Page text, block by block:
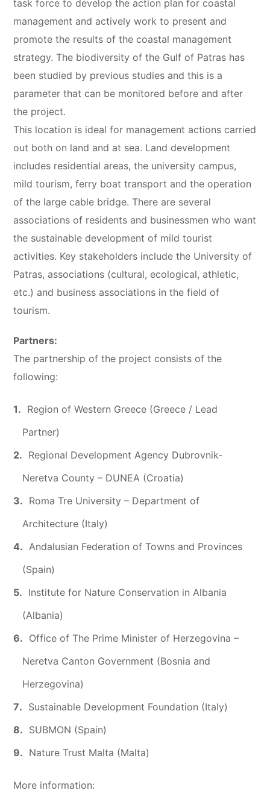
task force to develop the action plan for coastal
management and actively work to present and
promote the results of the coastal management
strategy. The biodiversity of the Gulf of Patras has
been studied by previous studies and this is a
parameter that can be monitored before and after
the project.
This location is ideal for management actions carried
out both on land and at sea. Land development
includes residential areas, the university campus,
mild tourism, ferry boat transport and the operation
of the large cable bridge. There are several
associations of residents and businessmen who want
the sustainable development of mild tourist
activities. Key stakeholders include the University of
Patras, associations (cultural, ecological, athletic,
etc.) and business associations in the field of
tourism.
Partners:
The partnership of the project consists of the
following:
Region of Western Greece (Greece / Lead
Partner)
Regional Development Agency Dubrovnik-
Neretva County – DUNEA (Croatia)
Roma Tre University – Department of
Architecture (Italy)
Andalusian Federation of Towns and Provinces
(Spain)
Institute for Nature Conservation in Albania
(Albania)
Office of The Prime Minister of Herzegovina –
Neretva Canton Government (Bosnia and
Herzegovina)
Sustainable Development Foundation (Italy)
SUBMON (Spain)
Nature Trust Malta (Malta)
More information: